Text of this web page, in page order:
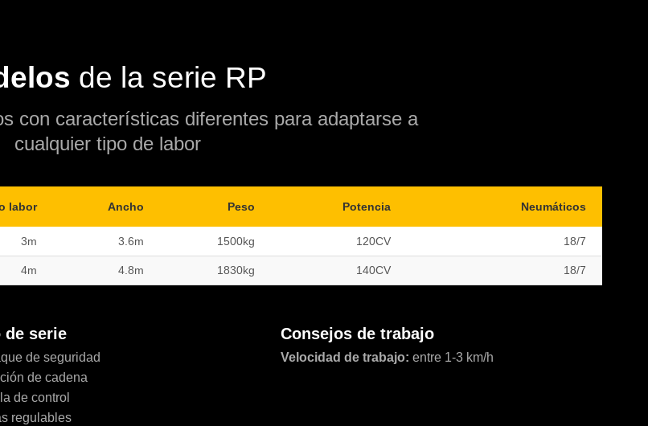
de la serie RP
con características diferentes para adaptarse a
cualquier tipo de labor
labor Ancho Peso Potencia Neumáticos
3m 3.6m 1500kg 120CV 18/7
4m 4.8m 1830kg 140CV 18/7
de serie
de seguridad
de cadena
de control
regulables
Consejos de trabajo
Velocidad de trabajo: entre 1-3 km/h